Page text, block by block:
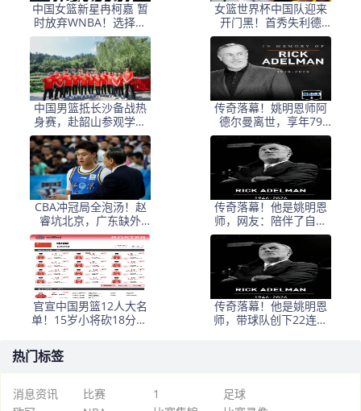
中国女篮新星冉柯嘉 暂
时放弃WNBA！选择加
盟NCAA 人间清醒实至
名归
女篮世界杯中国队迎来
开门黑！首秀失利德
国：G2战又击完胜欧洲
劲旅
中国男篮抵长沙备战热
身赛，赴韶山参观学习
传承革命精神
传奇落幕！姚明恩师阿
德尔曼离世，享年79
岁，普林斯顿体系宗师
告别
CBA冲冠局全泡汤！赵
睿坑北京，广东缺外
援，辽篮老将退到剩一
人
传奇落幕！他是姚明恩
师，网友：陪伴了自己
整个青春
官宣中国男篮12人大名
单！15岁小将砍18分11
传奇落幕！他是姚明恩
师，带球队创下22连胜
热门标签
消息资讯 比赛 1
足球